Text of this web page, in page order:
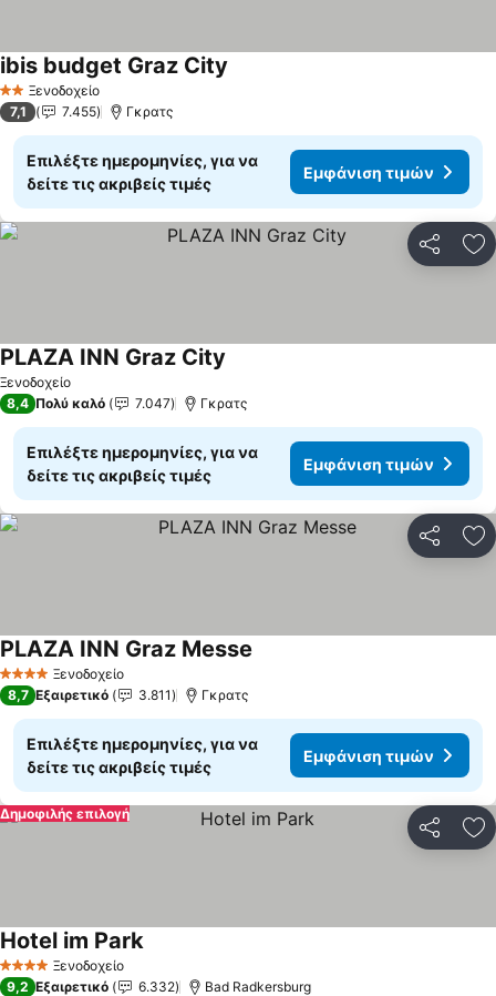
2 ΑστέριαΞενοδοχείο
ibis budget Graz City
7,1 7.455 Γκρατς
Επιλέξτε ημερομηνίες, για να
δείτε τις ακριβείς τιμές
Εμφάνιση τιμών
Ξενοδοχείο
PLAZA INN Graz City
8,4 Πολύ καλό 7.047 Γκρατς
Επιλέξτε ημερομηνίες, για να
δείτε τις ακριβείς τιμές
Εμφάνιση τιμών
4 ΑστέριαΞενοδοχείο
PLAZA INN Graz Messe
8,7 Εξαιρετικό 3.811 Γκρατς
Επιλέξτε ημερομηνίες, για να
δείτε τις ακριβείς τιμές
Εμφάνιση τιμών
Δημοφιλής επιλογή
4 ΑστέριαΞενοδοχείο
Hotel im ParkΕμφάνιση τιμών
9,2 Εξαιρετικό 6.332 Bad Radkersburg